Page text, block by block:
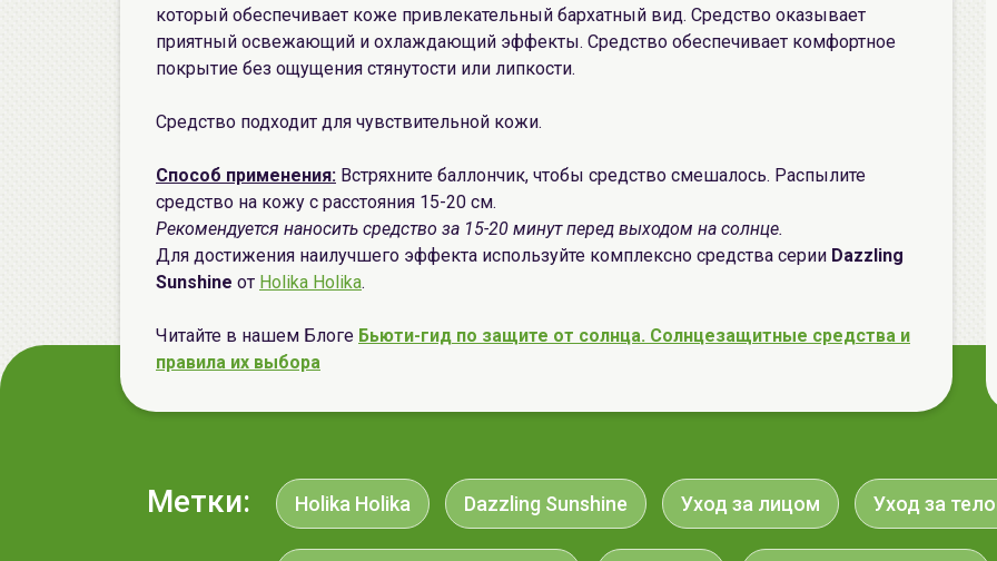
который обеспечивает коже привлекательный бархатный вид. Средство оказывает
приятный освежающий и охлаждающий эффекты. Средство обеспечивает комфортное
покрытие без ощущения стянутости или липкости.
Средство подходит для чувствительной кожи.
Способ применения: Встряхните баллончик, чтобы средство смешалось. Распылите
средство на кожу с расстояния 15-20 см.
Рекомендуется наносить средство за 15-20 минут перед выходом на солнце.
Для достижения наилучшего эффекта используйте комплексно средства серии Dazzling
Sunshine от Holika Holika.
Читайте в нашем Блоге Бьюти-гид по защите от солнца. Солнцезащитные средства и
правила их выбора
Метки: Holika Holika Dazzling Sunshine Уход за лицом Уход за